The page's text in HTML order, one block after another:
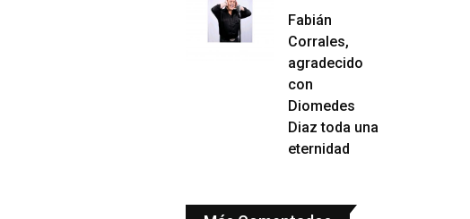
Fabián
Corrales,
agradecido
con
Diomedes
Diaz toda una
eternidad